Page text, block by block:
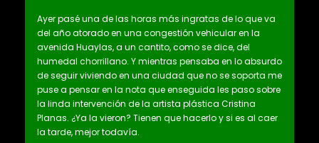
Ayer pasé una de las horas más ingratas de lo que va
del año atorado en una congestión vehicular en la
avenida Huaylas, a un cantito, como se dice, del
humedal chorrillano. Y mientras pensaba en lo absurdo
de seguir viviendo en una ciudad que no se soporta me
puse a pensar en la nota que enseguida les paso sobre
la linda intervención de la artista plástica Cristina
Planas. ¿Ya la vieron? Tienen que hacerlo y si es al caer
la tarde, mejor todavía.